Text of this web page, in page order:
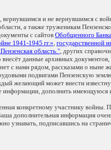
и не вернувшимся с
а также труженикам
с сайтовОбобщенного
1941-1945 гг.», государственной
область.", других
внесёт данные архивных
с нами рядом, рассказами о ныне
подвигами Пензенскую
желающий может внести
информации, дополнить
конкретному участнику
дополнительная информация
узнавать, подписавшись на